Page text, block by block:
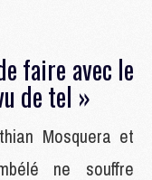
faire avec le
de tel »
Mosquera et
ne souffre